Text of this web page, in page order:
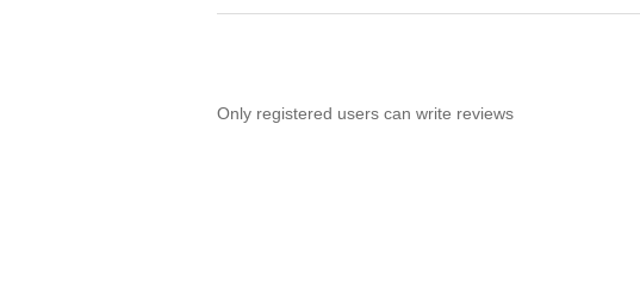
Only registered users can write reviews